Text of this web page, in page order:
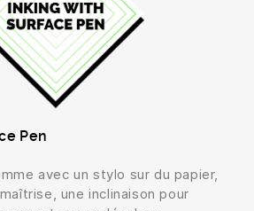
Pen
avec un stylo sur du papier,
une inclinaison pour